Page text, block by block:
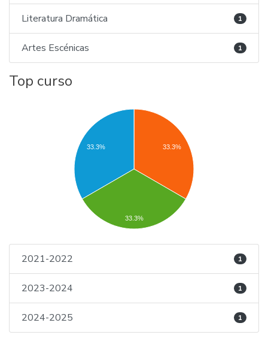
Literatura Dramática 1
Artes Escénicas 1
Top curso
33.3%
33.3%
33.3%
2021-2022 1
2023-2024 1
2024-2025 1